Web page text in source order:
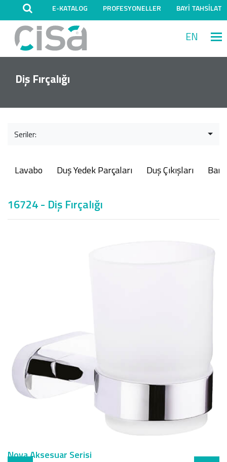
E-KATALOG PROFESYONELLER BAYİ TAHSİLAT
EN
Diş Fırçalığı
Seriler:
Lavabo Duş Yedek Parçaları Duş Çıkışları
16724 - Diş Fırçalığı
Nova Aksesuar Serisi